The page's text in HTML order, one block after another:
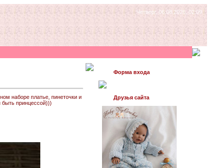
Четверг, 06.08.2026, 02:09
наборе платье, пинеточки и
быть принцессой)))
Форма входа
Друзья сайта